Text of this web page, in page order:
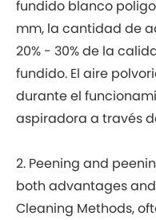
fundido blanco
mm, la cantidad de
20% - 30% de la
fundido. El aire
durante el
aspiradora a través
2. Peening and
both advantages
Cleaning Methods,